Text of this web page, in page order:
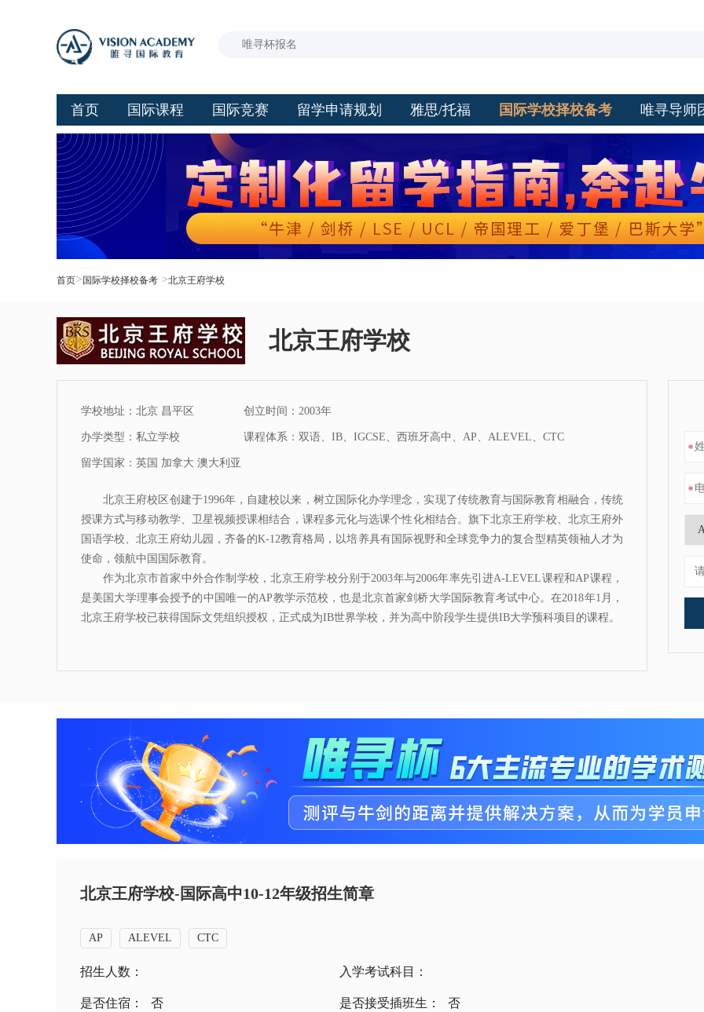
首页 国际课程 国际竞赛 留学申请规划 雅思/托福 国际学校择校备考 唯寻导师
首页> 国际学校择校备考 >北京王府学校
北京王府学校
学校地址：北京 昌平区 创立时间：2003年
办学类型：私立学校 课程体系：双语、IB、IGCSE、西班牙高中、AP、ALEVEL、CTC
留学国家：英国 加拿大 澳大利亚
北京王府校区创建于1996年，自建校以来，树立国际化办学理念，实现了传统教育与国际教育相融合，传统
授课方式与移动教学、卫星视频授课相结合，课程多元化与选课个性化相结合。旗下北京王府学校、北京王府外
国语学校、北京王府幼儿园，齐备的K-12教育格局，以培养具有国际视野和全球竞争力的复合型精英领袖人才为
使命，领航中国国际教育。
作为北京市首家中外合作制学校，北京王府学校分别于2003年与2006年率先引进A-LEVEL课程和AP课程，
是美国大学理事会授予的中国唯一的AP教学示范校，也是北京首家剑桥大学国际教育考试中心。在2018年1月，
北京王府学校已获得国际文凭组织授权，正式成为IB世界学校，并为高中阶段学生提供IB大学预科项目的课程。
*
*
北京王府学校-国际高中10-12年级招生简章
AP ALEVEL CTC
招生人数： 入学考试科目：
是否住宿： 否 是否接受插班生： 否